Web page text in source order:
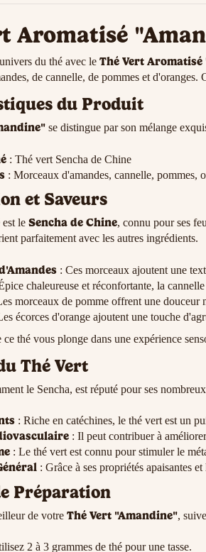
Aromatisé
du thé avec le Thé Vert
de cannelle, de pommes et
du Produit
se distingue par son mélange
: Thé vert Sencha de Chine
: Morceaux d'amandes, cannelle, pommes,
et Saveurs
le Sencha de Chine, connu pour ses
parfaitement avec les autres ingrédients.
: Ces morceaux ajoutent une
chaleureuse et réconfortante, la
morceaux de pomme offrent une douceur
écorces d'orange ajoutent une touche
ce thé vous plonge dans une expérience
Thé Vert
le Sencha, est réputé pour ses
: Riche en catéchines, le thé vert est un
: Il peut contribuer à
: Le thé vert est connu pour stimuler le
: Grâce à ses propriétés apaisantes
Préparation
de votre Thé Vert "Amandine",
2 à 3 grammes de thé pour une tasse.